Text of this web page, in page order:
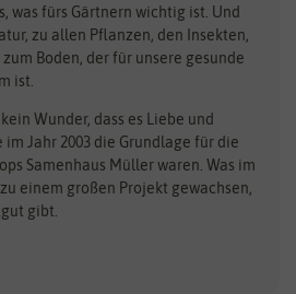
Dürr-Samen
Feldsaaten Freudenberger
Fertil
Flora Elite
was fürs Gärtnern wichtig ist. Und
zu allen Pflanzen, den Insekten,
Boden, der für unsere gesunde
ist.
Wunder, dass es Liebe und
im Jahr 2003 die Grundlage für die
Samenhaus Müller waren. Was im
einem großen Projekt gewachsen,
gibt.